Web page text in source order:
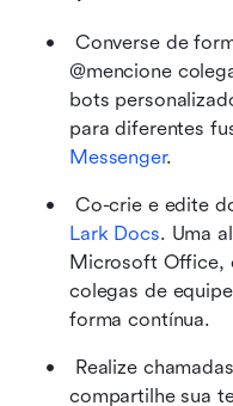
Converse de
@mencione
bots
para diferentes
Messenger.
Co-crie e edite
Lark Docs. Uma
Microsoft Office,
colegas de
forma contínua.
Realize
compartilhe sua